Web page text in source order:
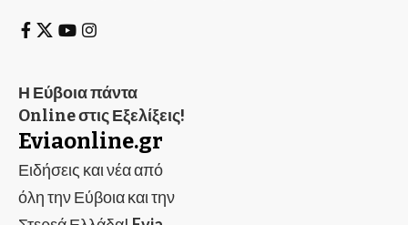
Η Εύβοια πάντα
Online στις Εξελίξεις!
Eviaonline.gr
Ειδήσεις και νέα από
όλη την Εύβοια και την